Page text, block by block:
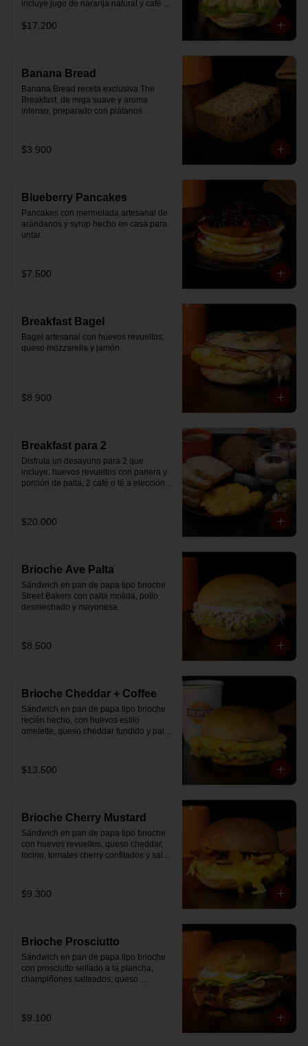
incluye jugo de naranja natural y café o
$17.200
Banana Bread
Banana Bread receta exclusiva The
Breakfast, de miga suave y aroma
intenso, preparado con plátanos
$3.900
Blueberry Pancakes
Pancakes con mermelada artesanal de
arándanos y syrup hecho en casa para
untar.
$7.500
Breakfast Bagel
Bagel artesanal con huevos revueltos,
queso mozzarella y jamón.
$8.900
Breakfast para 2
Disfruta un desayuno para 2 que
incluye: huevos revueltos con panera y
porción de palta, 2 café o té a elección, 2
hecha en casa, un mini brownie y galleta
de avena para compartir.
$20.000
Brioche Ave Palta
Sándwich en pan de papa tipo brioche
Street Bakers con palta molida, pollo
desmechado y mayonesa.
$8.500
Brioche Cheddar + Coffee
Sándwich en pan de papa tipo brioche
recién hecho, con huevos estilo
omelette, queso cheddar fundido y palta,
Se envía en bolsa delivery.
$13.500
Brioche Cherry Mustard
Sándwich en pan de papa tipo brioche
con huevos revueltos, queso cheddar,
tocino, tomates cherry confitados y salsa
$9.300
Brioche Prosciutto
Sándwich en pan de papa tipo brioche
con prosciutto sellado a la plancha,
champiñones salteados, queso
$9.100